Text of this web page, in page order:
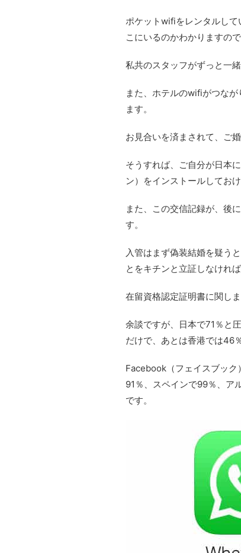
ポケットwifiをレンタルして
こにいるのかわかりますので
私共のスタッフがずっと一
また、ホテルのwifiがつな
ます。
お見合いを済まされて、ご
そうすれば、ご自分が日本
ン）をインストールしてお
また、この交信記録が、後
す。
入管はまず偽装結婚を疑う
とをキチンと立証しなければ
在留資格認定証明書に関し
余談ですが、日本で71％と
だけで、あとは香港では46
Facebook（フェイスブッ
91％、スペインで99％、ア
です。